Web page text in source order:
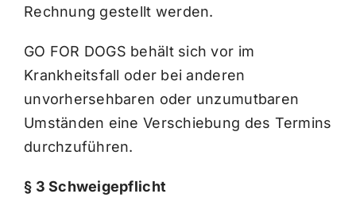
Rechnung gestellt werden.
GO FOR DOGS behält sich vor im
Krankheitsfall oder bei anderen
unvorhersehbaren oder unzumutbaren
Umständen eine Verschiebung des Termins
durchzuführen.
§ 3 Schweigepflicht